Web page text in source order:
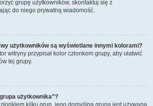
grupę użytkowników, skontaktuj się z
do niego prywatną wiadomość.
użytkowników są wyświetlane innymi kolorami?
witryny przypisał kolor członkom grupy, aby ułatwić
tej grupy.
użytkownika”?
kilku grup, jego domyślna grupa jest używana